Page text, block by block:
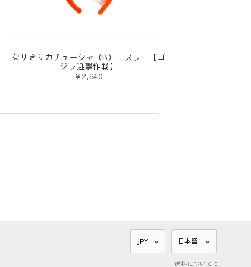
なりきりカチューシャ（B）モスラ 【ゴ
ジラ迎撃作戦】
¥2,640
送料について：